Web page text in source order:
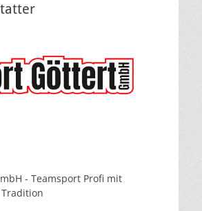
- Teamsport Profi mit